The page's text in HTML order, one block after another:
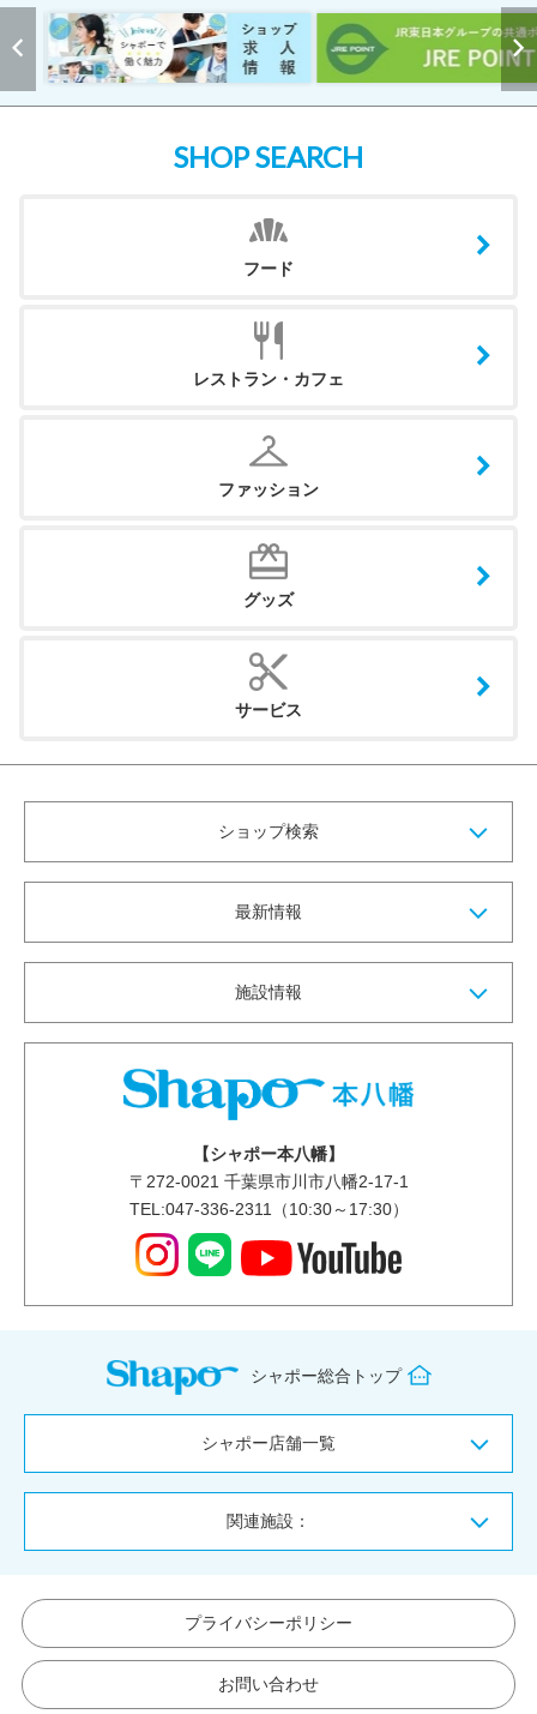
SHOP SEARCH
フード
レストラン・カフェ
ファッション
グッズ
サービス
ショップ検索
最新情報
施設情報
【シャポー本八幡】
〒 272-0021 千葉県市川市八幡2-17-1
TEL:047-336-2311（10:30～17:30）
シャポー総合トップ
シャポー店舗一覧
関連施設：
プライバシーポリシー
お問い合わせ